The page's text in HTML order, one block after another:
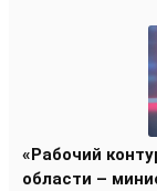
«Рабочий
области –